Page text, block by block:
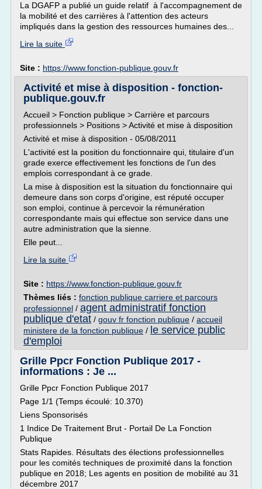
La DGAFP a publié un guide relatif à l'accompagnement de
la mobilité et des carrières à l'attention des acteurs
impliqués dans la gestion des ressources humaines des...
Lire la suite
Site : https://www.fonction-publique.gouv.fr
Activité et mise à disposition - fonction-
publique.gouv.fr
Accueil > Fonction publique > Carrière et parcours
professionnels > Positions > Activité et mise à disposition
Activité et mise à disposition - 05/08/2011
L'activité est la position du fonctionnaire qui, titulaire d'un
grade exerce effectivement les fonctions de l'un des
emplois correspondant à ce grade.
La mise à disposition est la situation du fonctionnaire qui
demeure dans son corps d'origine, est réputé occuper
son emploi, continue à percevoir la rémunération
correspondante mais qui effectue son service dans une
autre administration que la sienne.
Elle peut...
Lire la suite
Site : https://www.fonction-publique.gouv.fr
Thèmes liés : fonction publique carriere et parcours
professionnel / agent administratif fonction
publique d'etat / gouv fr fonction publique / accueil
ministere de la fonction publique / le service public
d'emploi
Grille Ppcr Fonction Publique 2017 -
informations : Je ...
Grille Ppcr Fonction Publique 2017
Page 1/1 (Temps écoulé: 10.370)
Liens Sponsorisés
1 Indice De Traitement Brut - Portail De La Fonction
Publique
Stats Rapides. Résultats des élections professionnelles
pour les comités techniques de proximité dans la fonction
publique en 2018; Les agents en position de mobilité au 31
décembre 2017